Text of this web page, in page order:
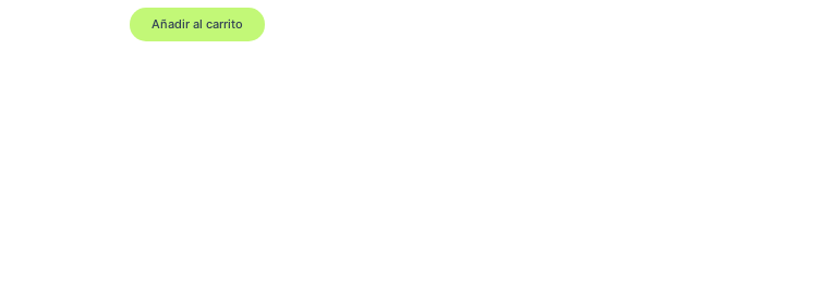
Añadir al carrito